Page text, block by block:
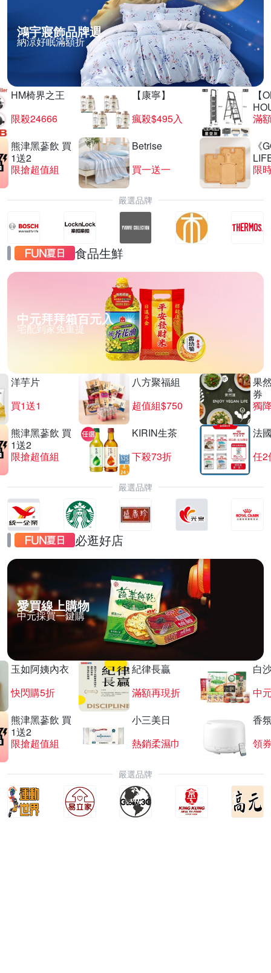
鴻宇寢飾品牌週
納涼好眠滿額折
HM椅界之王
限殺24666
【康寧】
瘋殺$495入
【
滿
熊津黑蔘飲 買
1送2
限搶超值組
Betrise
買一送一
《
限
嚴選品牌
食品生鮮
中元拜拜箱百元入
宅配到家免重提
洋芋片
買1送1
八方聚福組
超值組$750
果
券
獨
熊津黑蔘飲 買
1送2
限搶超值組
KIRIN生茶
下殺73折
法
任2
嚴選品牌
必逛好店
愛買線上購物
中元採買一鍵購
玉如阿姨內衣
快閃購5折
紀律長贏
滿額再現折
白
中
熊津黑蔘飲 買
1送2
限搶超值組
小三美日
熱銷柔濕巾
香
領
嚴選品牌